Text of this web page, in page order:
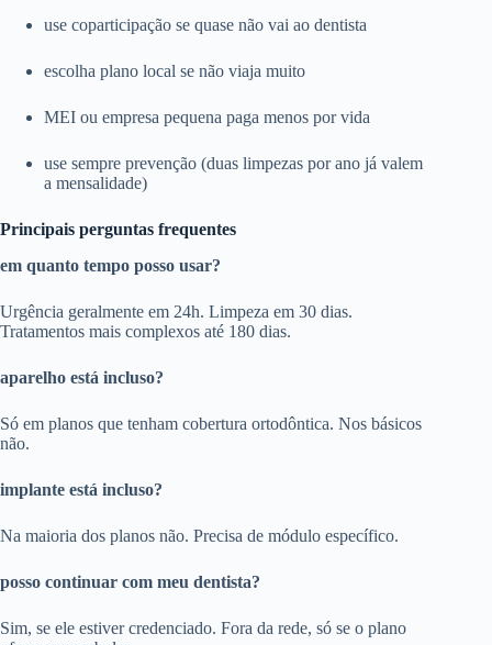
use coparticipação se quase não vai ao dentista
escolha plano local se não viaja muito
MEI ou empresa pequena paga menos por vida
use sempre prevenção (duas limpezas por ano já valem
a mensalidade)
Principais perguntas frequentes
em quanto tempo posso usar?
Urgência geralmente em 24h. Limpeza em 30 dias.
Tratamentos mais complexos até 180 dias.
aparelho está incluso?
Só em planos que tenham cobertura ortodôntica. Nos básicos
não.
implante está incluso?
Na maioria dos planos não. Precisa de módulo específico.
posso continuar com meu dentista?
Sim, se ele estiver credenciado. Fora da rede, só se o plano